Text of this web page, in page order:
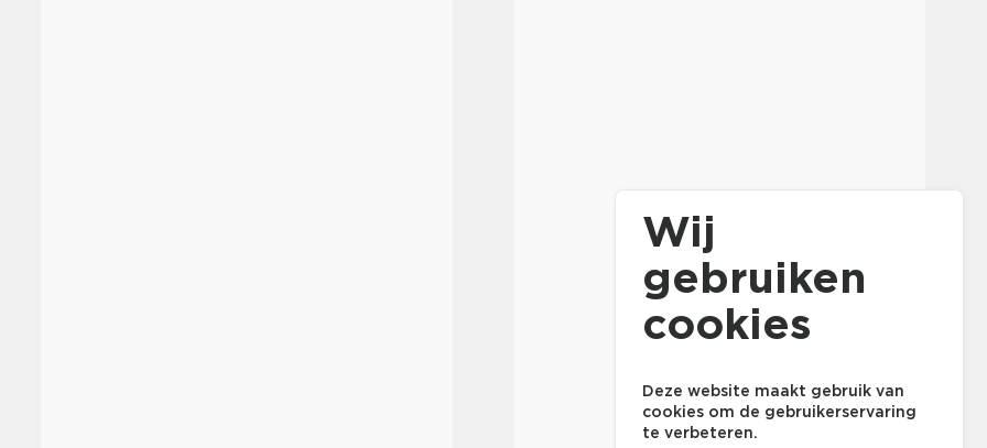
Wij
gebruiken
cookies
Deze website maakt gebruik van
cookies om de gebruikerservaring
te verbeteren.